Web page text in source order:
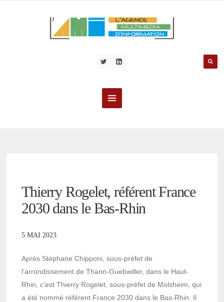
Thierry Rogelet, référent France
2030 dans le Bas-Rhin
5 MAI 2023
Après Stéphane Chipponi, sous-préfet de
l’arrondissement de Thann-Guebwiller, dans le Haut-
Rhin, c’est Thierry Rogelet, sous-préfet de Molsheim, qui
a été nommé référent France 2030 dans le Bas-Rhin. Il